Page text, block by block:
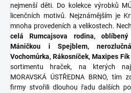
nejmenší děti. Do kolekce výrobků
licenčních motivů. Nejznámějším je
mnoha provedeních a velikostech.
celá Rumcajsova rodina,
Máničkou i Spejblem,
Vochomůrka, Rákosníček, Maxipes
sortimentu hraček, na kterých
MORAVSKÁ ÚSTŘEDNA BRNO, tím
firmy stvořili dlouhou řadu dalších